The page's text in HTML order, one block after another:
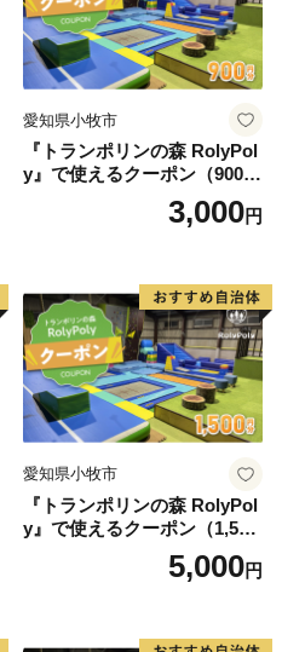
愛知県小牧市
『トランポリンの森 RolyPol
y』で使えるクーポン（900
3,000円
愛知県小牧市
『トランポリンの森 RolyPol
y』で使えるクーポン（1,500
5,000円